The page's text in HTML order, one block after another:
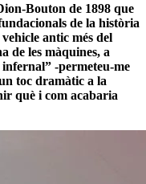
Bouton de 1898 que
de la història
antic més del
de les màquines, a
-permeteu-me
toc dramàtic a la
què i com acabaria